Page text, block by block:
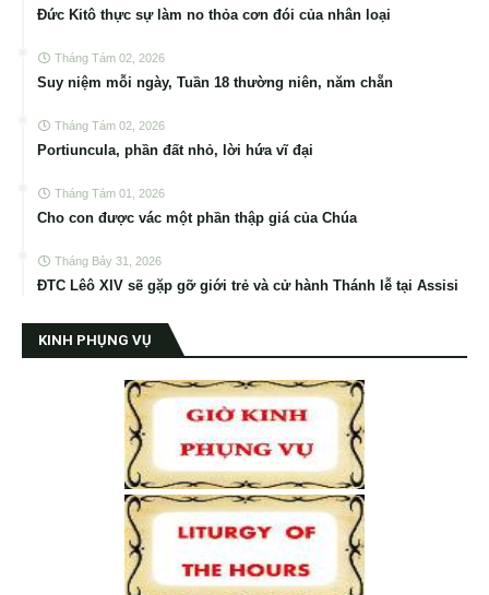
Đức Kitô thực sự làm no thỏa cơn đói của nhân loại
Tháng Tám 02, 2026
Suy niệm mỗi ngày, Tuần 18 thường niên, năm chẵn
Tháng Tám 02, 2026
Portiuncula, phần đất nhỏ, lời hứa vĩ đại
Tháng Tám 01, 2026
Cho con được vác một phần thập giá của Chúa
Tháng Bảy 31, 2026
ĐTC Lêô XIV sẽ gặp gỡ giới trẻ và cử hành Thánh lễ tại Assisi
KINH PHỤNG VỤ